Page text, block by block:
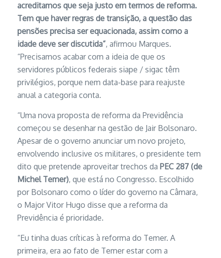
acreditamos que seja justo em termos de reforma.
Tem que haver regras de transição, a questão das
pensões precisa ser equacionada, assim como a
idade deve ser discutida”, afirmou Marques.
“Precisamos acabar com a ideia de que os
servidores públicos federais siape / sigac têm
privilégios, porque nem data-base para reajuste
anual a categoria conta.
“Uma nova proposta de reforma da Previdência
começou se desenhar na gestão de Jair Bolsonaro.
Apesar de o governo anunciar um novo projeto,
envolvendo inclusive os militares, o presidente tem
dito que pretende aproveitar trechos da PEC 287 (de
Michel Temer), que está no Congresso. Escolhido
por Bolsonaro como o líder do governo na Câmara,
o Major Vitor Hugo disse que a reforma da
Previdência é prioridade.
“Eu tinha duas críticas à reforma do Temer. A
primeira, era ao fato de Temer estar com a